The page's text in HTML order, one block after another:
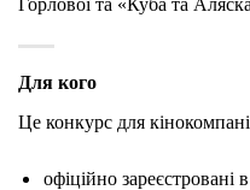
Горлової та «Куба та
Для кого
Це конкурс для
офіційно зареєстровані